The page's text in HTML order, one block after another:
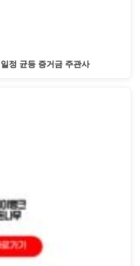
정 균등 증거금 주관사